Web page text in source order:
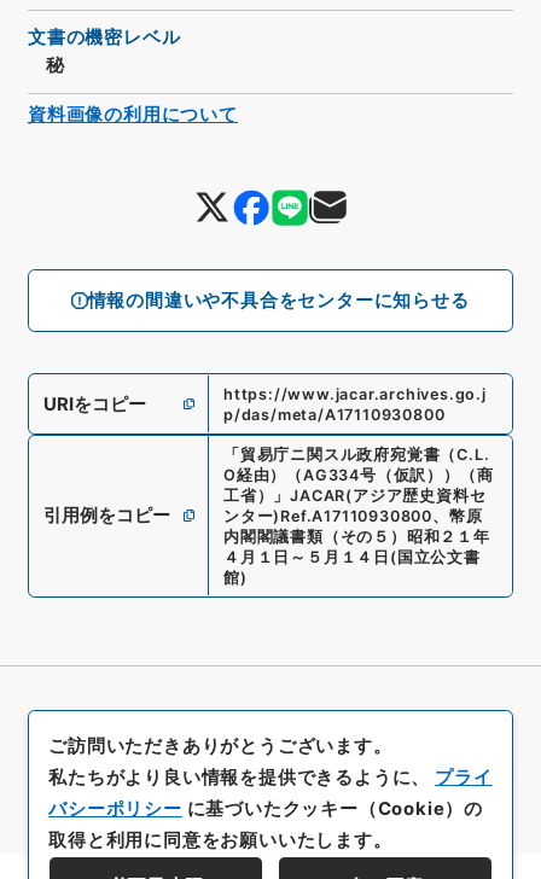
情報の間違いや不具合をセンターに知らせる
文書の機密レベル
秘
URIをコピー
https://www.jacar.archives.go.j
p/das/meta/A17110930800
引用例をコピー
「貿易庁ニ関スル政府宛覚書（C.L.
O経由）（AG334号（仮訳））（商
工省）
」JACAR(アジア歴史資料セ
ンター) Ref.A17110930800、 幣原
内閣閣議書類（その５）昭和２１年
４月１日～５月１４日 (国立公文書
館)
資料画像の利用について
ご訪問いただきありがとうございます。
私たちがより良い情報を提供できるように、 プライ
バシーポリシー に基づいたクッキー（Cookie）の
取得と利用に同意をお願いいたします。